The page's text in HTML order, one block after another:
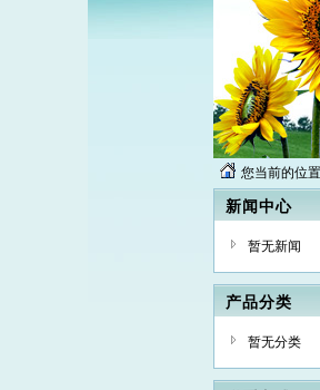
您当前的位置
新闻中心
暂无新闻
产品分类
暂无分类